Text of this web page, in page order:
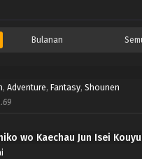
Bulanan
, Adventure, Fantasy, Shounen
wo Kaechau Jun Isei